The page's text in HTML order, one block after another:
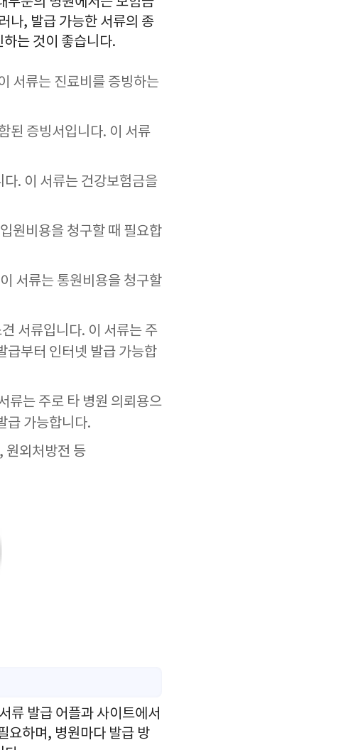
나, 발급 가능한 서류의 종
는 것이 좋습니다.
서류는 진료비를 증빙하는
된 증빙서입니다. 이 서류
. 이 서류는 건강보험금을
원비용을 청구할 때 필요합
서류는 통원비용을 청구할
서류입니다. 이 서류는 주
급부터 인터넷 발급 가능합
류는 주로 타 병원 의뢰용으
급 가능합니다.
원외처방전 등
류 발급 어플과 사이트에서
요하며, 병원마다 발급 방